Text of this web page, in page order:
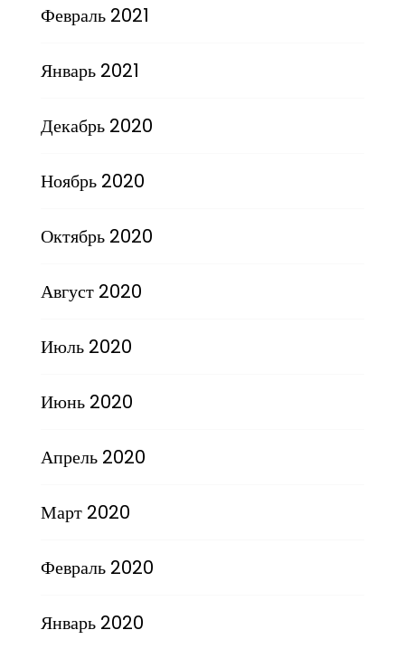
Февраль 2021
Январь 2021
Декабрь 2020
Ноябрь 2020
Октябрь 2020
Август 2020
Июль 2020
Июнь 2020
Апрель 2020
Март 2020
Февраль 2020
Январь 2020